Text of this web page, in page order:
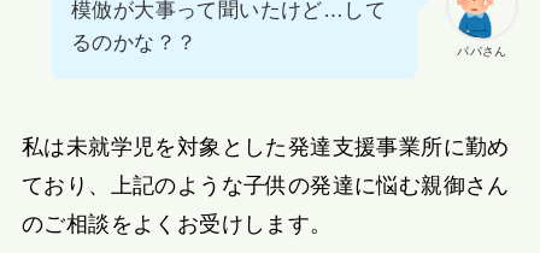
パパさん
模倣が大事って聞いたけど…して
るのかな？？
私は未就学児を対象とした発達支援事業所に勤め
ており、上記のような子供の発達に悩む親御さん
のご相談をよくお受けします。